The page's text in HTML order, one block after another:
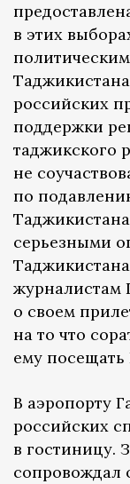
в этих
российских
поддержки
таджикского
не
по
серьезными
журналистам
о своем
на то что
ему посещать
В аэропорту
российских
в гостиницу.
сопровождал